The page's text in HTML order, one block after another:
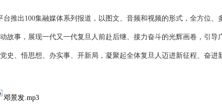
推出100集融媒体系列报道，以图文、音频和视频的形式，全方位、
故事，展现一代又一代复旦人前赴后继、接力奋斗的光辉画卷，引导
史、悟思想、办实事、开新局，凝聚起全体复旦人迈进新征程、奋进
邓景发.mp3